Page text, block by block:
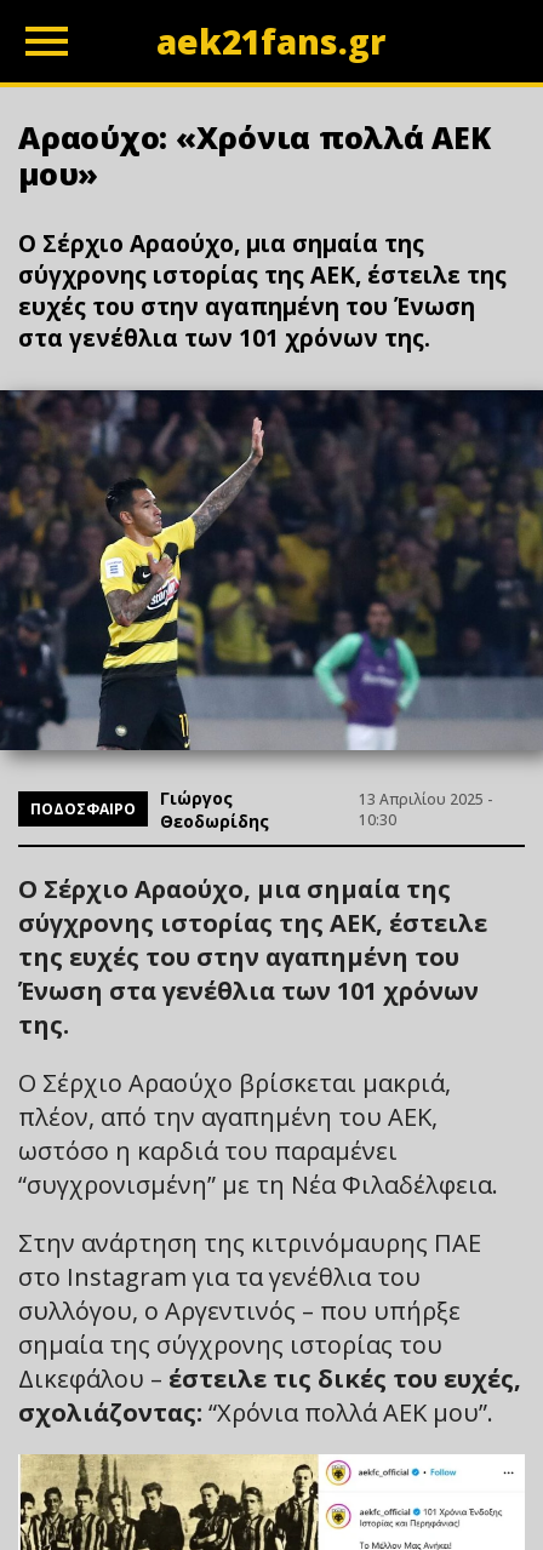
aek21fans.gr
Αραούχο: «Χρόνια πολλά ΑΕΚ
μου»
Ο Σέρχιο Αραούχο, μια σημαία της
σύγχρονης ιστορίας της ΑΕΚ, έστειλε της
ευχές του στην αγαπημένη του Ένωση
στα γενέθλια των 101 χρόνων της.
ΠΟΔΟΣΦΑΙΡΟ
Γιώργος
Θεοδωρίδης
13 Απριλίου 2025 -
10:30
Ο Σέρχιο Αραούχο, μια σημαία της
σύγχρονης ιστορίας της ΑΕΚ, έστειλε
της ευχές του στην αγαπημένη του
Ένωση στα γενέθλια των 101 χρόνων
της.
Ο Σέρχιο Αραούχο βρίσκεται μακριά,
πλέον, από την αγαπημένη του ΑΕΚ,
ωστόσο η καρδιά του παραμένει
“συγχρονισμένη” με τη Νέα Φιλαδέλφεια.
Στην ανάρτηση της κιτρινόμαυρης ΠΑΕ
στο Instagram για τα γενέθλια του
συλλόγου, ο Αργεντινός – που υπήρξε
σημαία της σύγχρονης ιστορίας του
Δικεφάλου – έστειλε τις δικές του ευχές,
σχολιάζοντας: “Χρόνια πολλά ΑΕΚ μου”.